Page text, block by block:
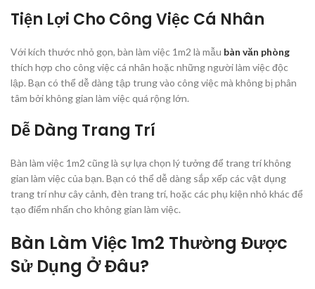
Tiện Lợi Cho Công Việc Cá Nhân
Với kích thước nhỏ gọn, bàn làm việc 1m2 là mẫu bàn văn phòng
thích hợp cho công việc cá nhân hoặc những người làm việc độc
lập. Bạn có thể dễ dàng tập trung vào công việc mà không bị phân
tâm bởi không gian làm việc quá rộng lớn.
Dễ Dàng Trang Trí
Bàn làm việc 1m2 cũng là sự lựa chọn lý tưởng để trang trí không
gian làm việc của bạn. Bạn có thể dễ dàng sắp xếp các vật dụng
trang trí như cây cảnh, đèn trang trí, hoặc các phụ kiện nhỏ khác để
tạo điểm nhấn cho không gian làm việc.
Bàn Làm Việc 1m2 Thường Được
Sử Dụng Ở Đâu?